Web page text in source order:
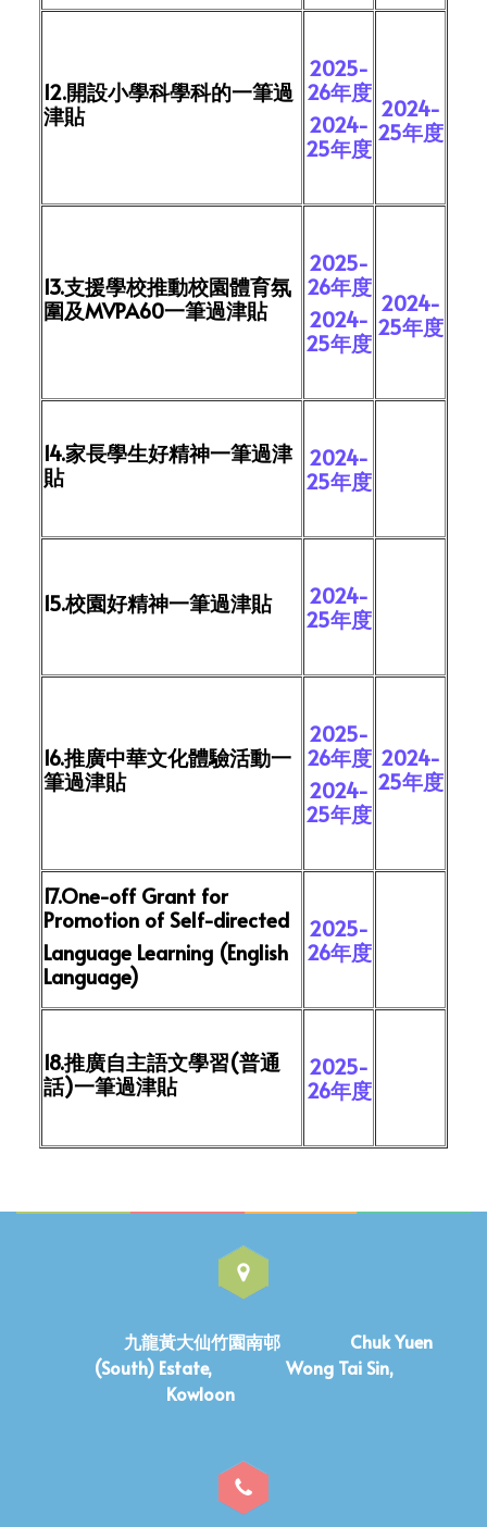
12.開設小學科學科的一筆過
津貼
2025-
26年度
2024-
25年度
2024-
25年度
13.支援學校推動校園體育氛
圍及MVPA60一筆過津貼
2025-
26年度
2024-
25年度
2024-
25年度
14.家長學生好精神一筆過津
貼
2024-
25年度
15.校園好精神一筆過津貼
2024-
25年度
16.推廣中華文化體驗活動一
筆過津貼
2025-
26年度
2024-
25年度
2024-
25年度
17.One-off Grant for
Promotion of Self-directed
Language Learning (English
Language)
2025-
26年度
18.推廣自主語文學習(普通
話)一筆過津貼
2025-
26年度
九龍黃大仙竹園南邨 Chuk Yuen
(South) Estate, Wong Tai Sin,
Kowloon